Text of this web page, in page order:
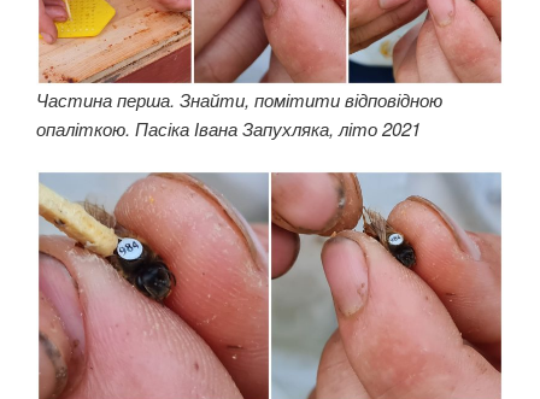
Частина перша. Знайти, помітити відповідною
опаліткою. Пасіка Івана Запухляка, літо 2021